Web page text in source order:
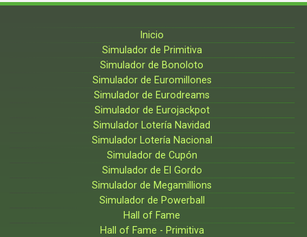
Inicio
Simulador de Primitiva
Simulador de Bonoloto
Simulador de Euromillones
Simulador de Eurodreams
Simulador de Eurojackpot
Simulador Lotería Navidad
Simulador Lotería Nacional
Simulador de Cupón
Simulador de El Gordo
Simulador de Megamillions
Simulador de Powerball
Hall of Fame
Hall of Fame - Primitiva